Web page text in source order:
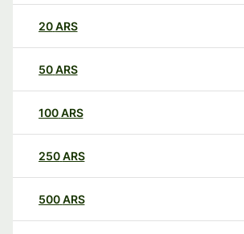
20ARS
50ARS
100ARS
250ARS
500ARS